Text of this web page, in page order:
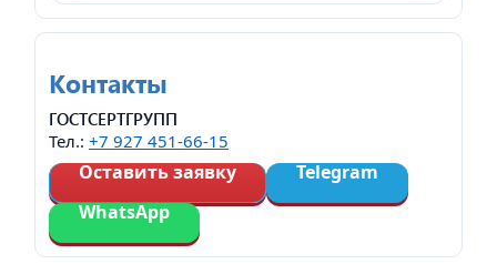
Контакты
ГОСТСЕРТГРУПП
Тел.: +7 927 451-66-15
Оставить заявку
Telegram
WhatsApp